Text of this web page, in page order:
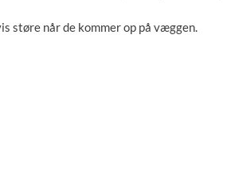
støre når de kommer op på væggen.